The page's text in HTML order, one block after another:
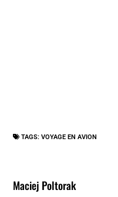
TAGS:VOYAGE EN AVION
Maciej Poltorak